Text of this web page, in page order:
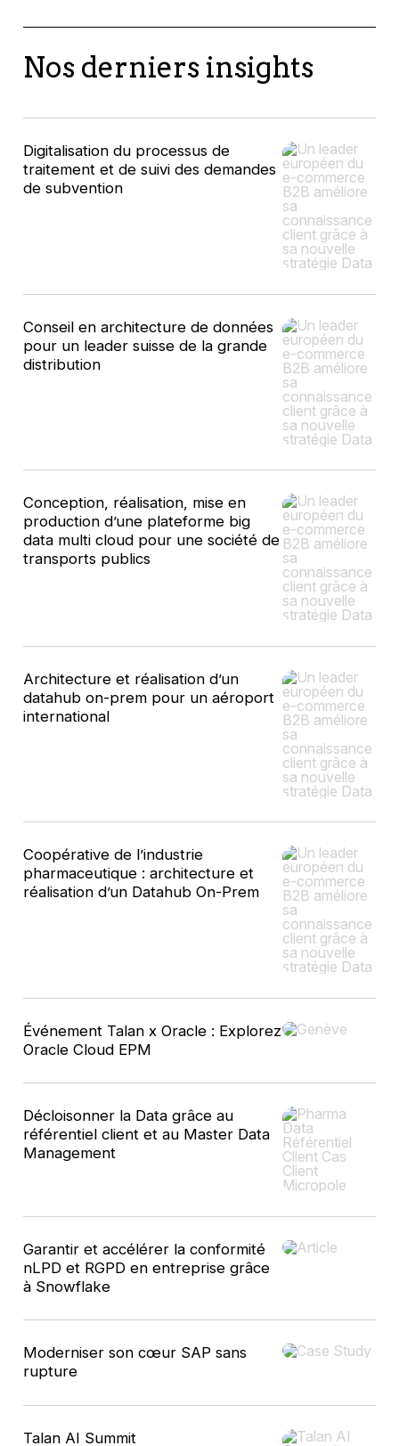
Nos derniers insights
Digitalisation du processus de
traitement et de suivi des demandes
de subvention
Conseil en architecture de données
pour un leader suisse de la grande
distribution
Conception, réalisation, mise en
production d’une plateforme big
data multi cloud pour une société de
transports publics
Architecture et réalisation d’un
datahub on-prem pour un aéroport
international
Coopérative de l’industrie
pharmaceutique : architecture et
réalisation d’un Datahub On-Prem
Événement Talan x Oracle : Explorez
Oracle Cloud EPM
Décloisonner la Data grâce au
référentiel client et au Master Data
Management
Garantir et accélérer la conformité
nLPD et RGPD en entreprise grâce
à Snowflake
Moderniser son cœur SAP sans
rupture
Talan AI Summit